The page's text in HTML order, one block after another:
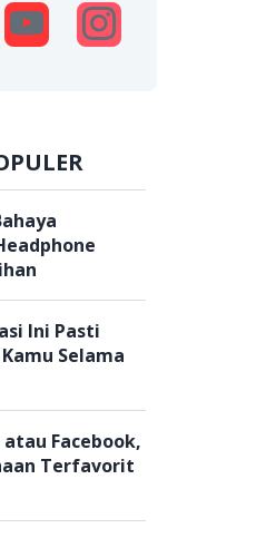
Ini Pasti
Selama
Facebook,
Terfavorit